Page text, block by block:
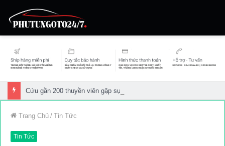
Cứu gần 200 thuyền viên gặp sự cố trên biển
Trang Chủ / Tin Tức
Tin Tức